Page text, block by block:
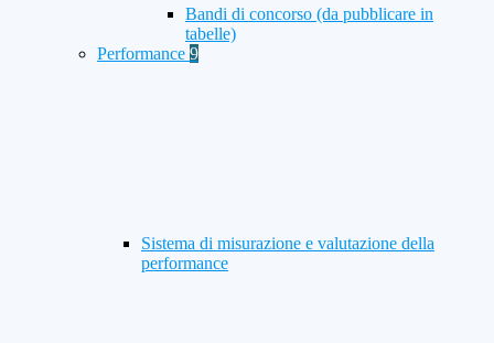
Bandi di concorso (da pubblicare in
tabelle)
Performance 9
Sistema di misurazione e valutazione della
performance